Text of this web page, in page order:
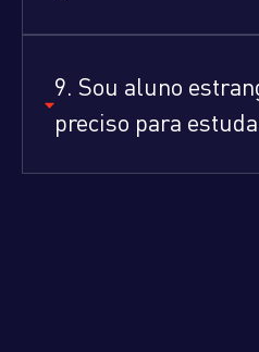
9. Sou aluno
preciso para